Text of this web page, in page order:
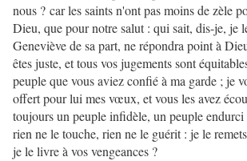
nous ? car les saints n'ont pas moins de zèle
Dieu, que pour notre salut : qui sait, dis-je, je
Geneviève de sa part, ne répondra point à
êtes juste, et tous vos jugements sont
peuple que vous aviez confié à ma garde ; je
offert pour lui mes vœux, et vous les avez
toujours un peuple infidèle, un peuple
rien ne le touche, rien ne le guérit : je le
je le livre à vos vengeances ?